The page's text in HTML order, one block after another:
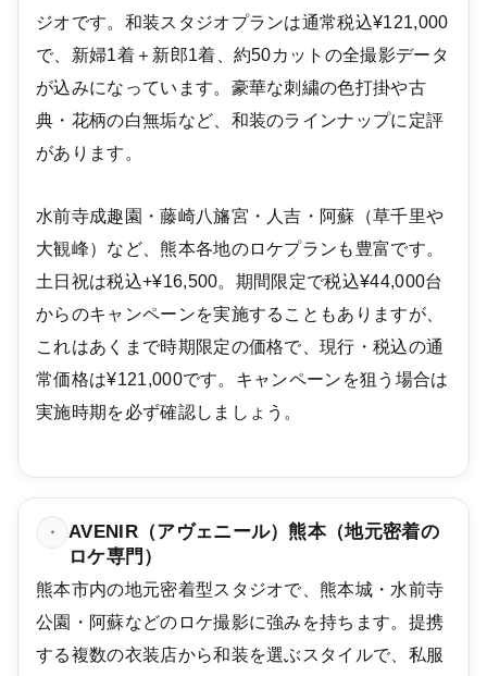
ジオです。和装スタジオプランは通常税込¥121,000
で、新婦1着＋新郎1着、約50カットの全撮影データ
が込みになっています。豪華な刺繍の色打掛や古
典・花柄の白無垢など、和装のラインナップに定評
があります。
水前寺成趣園・藤崎八旛宮・人吉・阿蘇（草千里や
大観峰）など、熊本各地のロケプランも豊富です。
土日祝は税込+¥16,500。期間限定で税込¥44,000台
からのキャンペーンを実施することもありますが、
これはあくまで時期限定の価格で、現行・税込の通
常価格は¥121,000です。キャンペーンを狙う場合は
実施時期を必ず確認しましょう。
・
AVENIR（アヴェニール）熊本（地元密着の
ロケ専門）
熊本市内の地元密着型スタジオで、熊本城・水前寺
公園・阿蘇などのロケ撮影に強みを持ちます。提携
する複数の衣装店から和装を選ぶスタイルで、私服